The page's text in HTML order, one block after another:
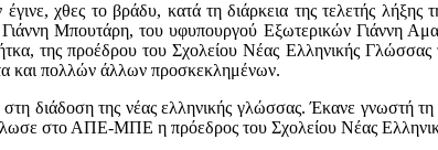
χθες το βράδυ, κατά τη διάρκεια της τελετής
Μπουτάρη, του υφυπουργού Εξωτερικών Γιάννη
της προέδρου του Σχολείου Νέας Ελληνικής Γλώσσας
και πολλών άλλων προσκεκλημένων.
διάδοση της νέας ελληνικής γλώσσας. Έκανε γνωστή τη
στο ΑΠΕ-ΜΠΕ η πρόεδρος του Σχολείου Νέας